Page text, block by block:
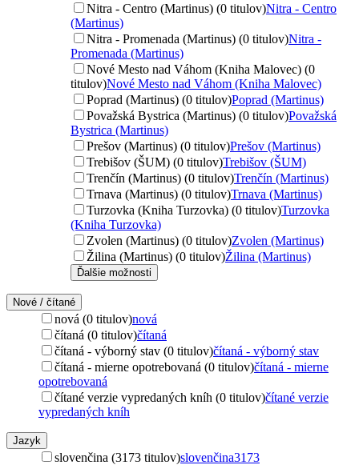
Nitra - Centro (Martinus) (0 titulov)Nitra - Centro
(Martinus)
Nitra - Promenada (Martinus) (0 titulov)Nitra -
Promenada (Martinus)
Nové Mesto nad Váhom (Kniha Malovec) (0
titulov)Nové Mesto nad Váhom (Kniha Malovec)
Poprad (Martinus) (0 titulov)Poprad (Martinus)
Považská Bystrica (Martinus) (0 titulov)Považská
Bystrica (Martinus)
Prešov (Martinus) (0 titulov)Prešov (Martinus)
Trebišov (ŠUM) (0 titulov)Trebišov (ŠUM)
Trenčín (Martinus) (0 titulov)Trenčín (Martinus)
Trnava (Martinus) (0 titulov)Trnava (Martinus)
Turzovka (Kniha Turzovka) (0 titulov)Turzovka
(Kniha Turzovka)
Zvolen (Martinus) (0 titulov)Zvolen (Martinus)
Žilina (Martinus) (0 titulov)Žilina (Martinus)
Ďalšie možnosti
Nové / čítané
nová (0 titulov)nová
čítaná (0 titulov)čítaná
čítaná - výborný stav (0 titulov)čítaná - výborný stav
čítaná - mierne opotrebovaná (0 titulov)čítaná - mierne
opotrebovaná
čítané verzie vypredaných kníh (0 titulov)čítané verzie
vypredaných kníh
Jazyk
slovenčina (3173 titulov)slovenčina3173